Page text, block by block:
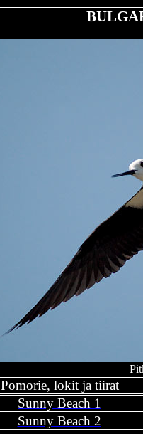
Pomorie, lokit ja tiirat
Sunny Beach 1
Sunny Beach 2